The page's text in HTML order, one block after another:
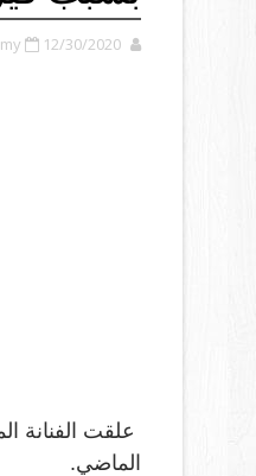
12/30/2020
علقت الفنانة
الماضي.